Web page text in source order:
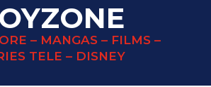
– MANGAS – FILMS –
TELE – DISNEY